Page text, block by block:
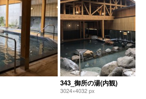
343_御所の湯(内観)
3024×4032 px